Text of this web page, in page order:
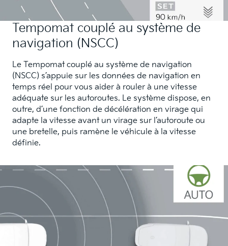
Tempomat couplé au système de
navigation (NSCC)
Le Tempomat couplé au système de navigation
(NSCC) s’appuie sur les données de navigation en
temps réel pour vous aider à rouler à une vitesse
adéquate sur les autoroutes. Le système dispose, en
outre, d’une fonction de décélération en virage qui
adapte la vitesse avant un virage sur l’autoroute ou
une bretelle, puis ramène le véhicule à la vitesse
définie.